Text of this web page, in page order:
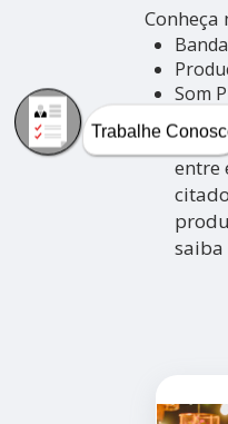
Conheça
Som
entre
saiba
Trabalhe